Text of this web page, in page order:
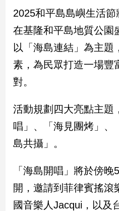
政
政
治
焦
品
點
民
調
國
焦
2025和平島島嶼生活
在基隆和平島地質公園
以「海島連結」為主題
素，為民眾打造一場豐
對。
活動規劃四大亮點主題
唱」、「海見團烤」、
島共攝」。
「海島開唱」將於傍
開，邀請到菲律賓搖滾
國音樂人Jacqui，以及